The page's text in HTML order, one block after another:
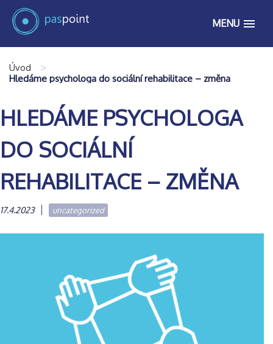
MENU
Úvod >
Hledáme psychologa do sociální rehabilitace – změna
HLEDÁME PSYCHOLOGA
DO SOCIÁLNÍ
REHABILITACE – ZMĚNA
17.4.2023 uncategorized